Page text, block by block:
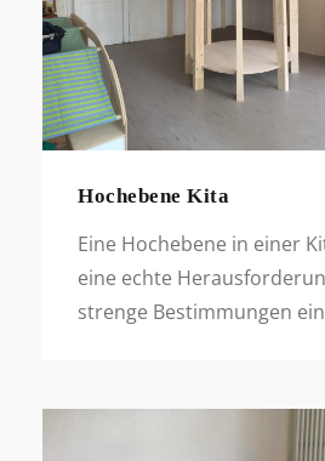
Hochebene Kita
Eine Hochebene in einer
eine echte
strenge Bestimmungen